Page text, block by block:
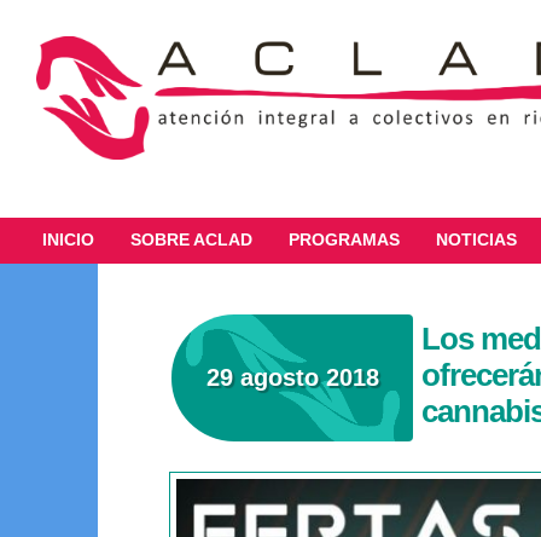
INICIO SOBRE ACLAD PROGRAMAS NOTICIAS
29 agosto 2018
Los